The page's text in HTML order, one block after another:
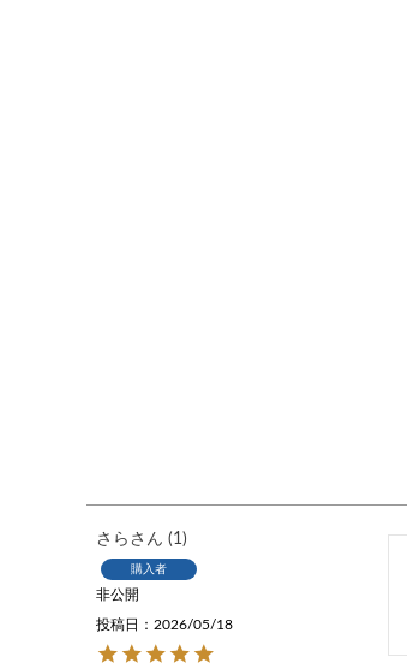
さら 1
購入者
非公開
投稿日 2026/05/18